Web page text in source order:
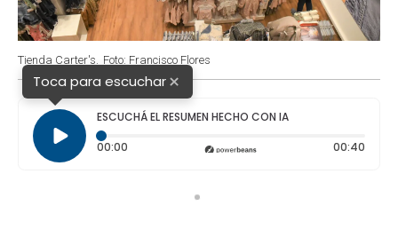
Tienda Carter's. Foto: Francisco Flores
Toca para escuchar×
ESCUCHÁ EL RESUMEN HECHO CON IA
00:00 Tiempo transcurrido: 0 segundos 00:40